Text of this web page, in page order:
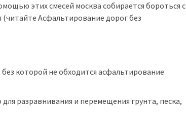
этих смесей москва собирается бороться с
Асфальтирование дорог без
которой не обходится асфальтирование
разравнивания и перемещения грунта, песка,